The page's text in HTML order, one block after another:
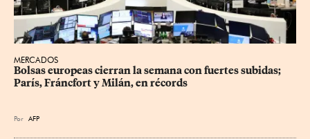
MERCADOS
Bolsas europeas cierran la semana con fuertes subidas;
París, Fráncfort y Milán, en récords
Por AFP